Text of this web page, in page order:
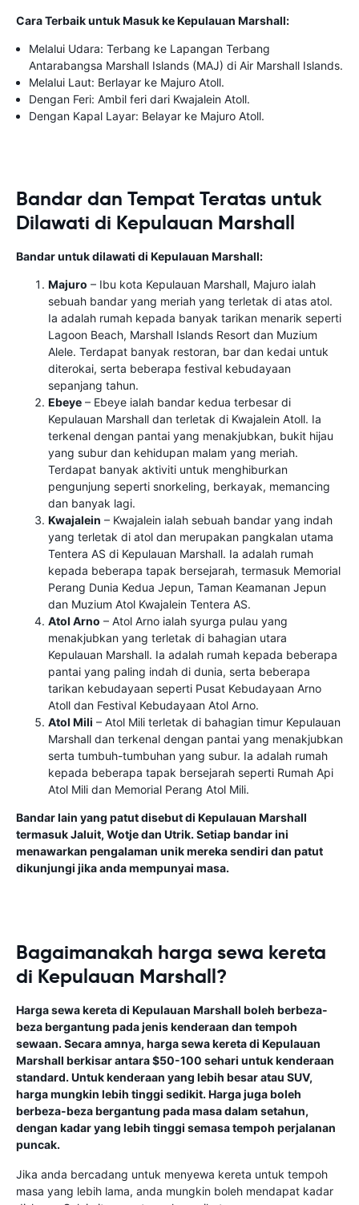
Cara Terbaik untuk Masuk ke Kepulauan Marshall:
Melalui Udara: Terbang ke Lapangan Terbang
Antarabangsa Marshall Islands (MAJ) di Air Marshall Islands.
Melalui Laut: Berlayar ke Majuro Atoll.
Dengan Feri: Ambil feri dari Kwajalein Atoll.
Dengan Kapal Layar: Belayar ke Majuro Atoll.
Bandar dan Tempat Teratas untuk
Dilawati di Kepulauan Marshall
Bandar untuk dilawati di Kepulauan Marshall:
Majuro – Ibu kota Kepulauan Marshall, Majuro ialah
sebuah bandar yang meriah yang terletak di atas atol.
Ia adalah rumah kepada banyak tarikan menarik seperti
Lagoon Beach, Marshall Islands Resort dan Muzium
Alele. Terdapat banyak restoran, bar dan kedai untuk
diterokai, serta beberapa festival kebudayaan
sepanjang tahun.
Ebeye – Ebeye ialah bandar kedua terbesar di
Kepulauan Marshall dan terletak di Kwajalein Atoll. Ia
terkenal dengan pantai yang menakjubkan, bukit hijau
yang subur dan kehidupan malam yang meriah.
Terdapat banyak aktiviti untuk menghiburkan
pengunjung seperti snorkeling, berkayak, memancing
dan banyak lagi.
Kwajalein – Kwajalein ialah sebuah bandar yang indah
yang terletak di atol dan merupakan pangkalan utama
Tentera AS di Kepulauan Marshall. Ia adalah rumah
kepada beberapa tapak bersejarah, termasuk Memorial
Perang Dunia Kedua Jepun, Taman Keamanan Jepun
dan Muzium Atol Kwajalein Tentera AS.
Atol Arno – Atol Arno ialah syurga pulau yang
menakjubkan yang terletak di bahagian utara
Kepulauan Marshall. Ia adalah rumah kepada beberapa
pantai yang paling indah di dunia, serta beberapa
tarikan kebudayaan seperti Pusat Kebudayaan Arno
Atoll dan Festival Kebudayaan Atol Arno.
Atol Mili – Atol Mili terletak di bahagian timur Kepulauan
Marshall dan terkenal dengan pantai yang menakjubkan
serta tumbuh-tumbuhan yang subur. Ia adalah rumah
kepada beberapa tapak bersejarah seperti Rumah Api
Atol Mili dan Memorial Perang Atol Mili.
Bandar lain yang patut disebut di Kepulauan Marshall
termasuk Jaluit, Wotje dan Utrik. Setiap bandar ini
menawarkan pengalaman unik mereka sendiri dan patut
dikunjungi jika anda mempunyai masa.
Bagaimanakah harga sewa kereta
di Kepulauan Marshall?
Harga sewa kereta di Kepulauan Marshall boleh berbeza-
beza bergantung pada jenis kenderaan dan tempoh
sewaan. Secara amnya, harga sewa kereta di Kepulauan
Marshall berkisar antara $50-100 sehari untuk kenderaan
standard. Untuk kenderaan yang lebih besar atau SUV,
harga mungkin lebih tinggi sedikit. Harga juga boleh
berbeza-beza bergantung pada masa dalam setahun,
dengan kadar yang lebih tinggi semasa tempoh perjalanan
puncak.
Jika anda bercadang untuk menyewa kereta untuk tempoh
masa yang lebih lama, anda mungkin boleh mendapat kadar